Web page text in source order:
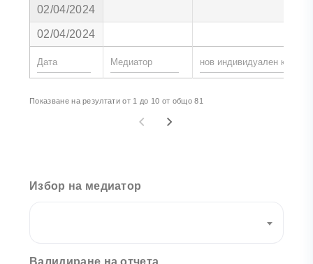
02/04/2024
02/04/2024
Показване на резултати от 1 до 10 от общо 81
Избор на медиатор
Валидиране на отчета